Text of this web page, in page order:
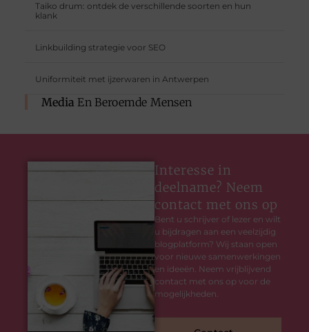
Taiko drum: ontdek de verschillende soorten en hun
klank
Linkbuilding strategie voor SEO
Uniformiteit met ijzerwaren in Antwerpen
Media En Beroemde Mensen
Interesse in
deelname? Neem
contact met ons op
Bent u schrijver of lezer en wilt
u bijdragen aan een veelzijdig
blogplatform? Wij staan open
voor nieuwe samenwerkingen
en ideeën. Neem vrijblijvend
contact met ons op voor de
mogelijkheden.